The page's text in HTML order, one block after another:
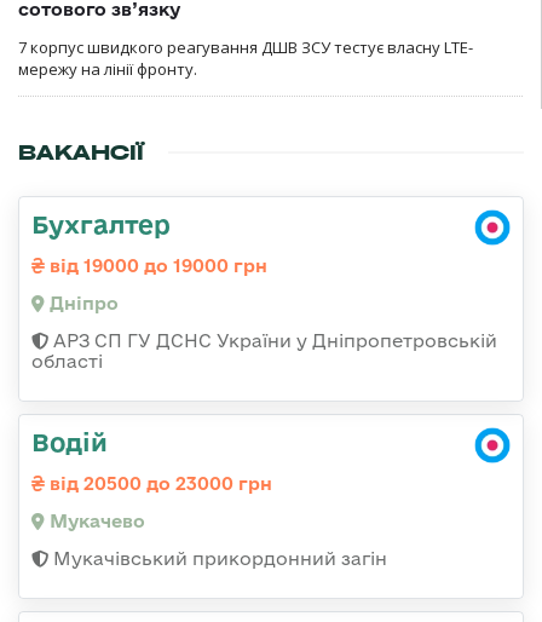
сотового зв’язку
7 корпус швидкого реагування ДШВ ЗСУ тестує власну LTE-
мережу на лінії фронту.
ВАКАНСІЇ
Бухгалтер
від 19000 до 19000 грн
Дніпро
АРЗ СП ГУ ДСНС України у Дніпропетровській
області
Водій
від 20500 до 23000 грн
Мукачево
Мукачівський прикордонний загін